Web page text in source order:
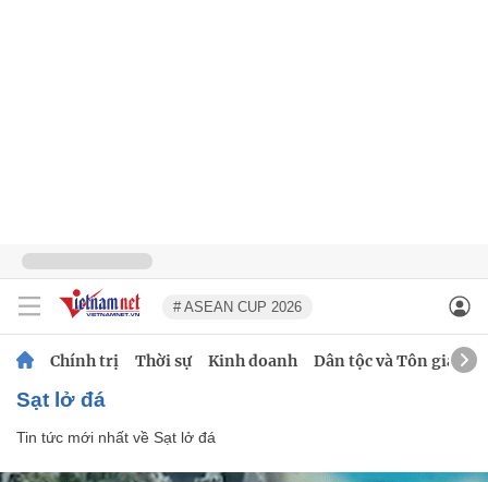
# ASEAN CUP 2026
Chính trị Thời sự Kinh doanh Dân tộc và Tôn giáo
Sạt lở đá
Tin tức mới nhất về Sạt lở đá